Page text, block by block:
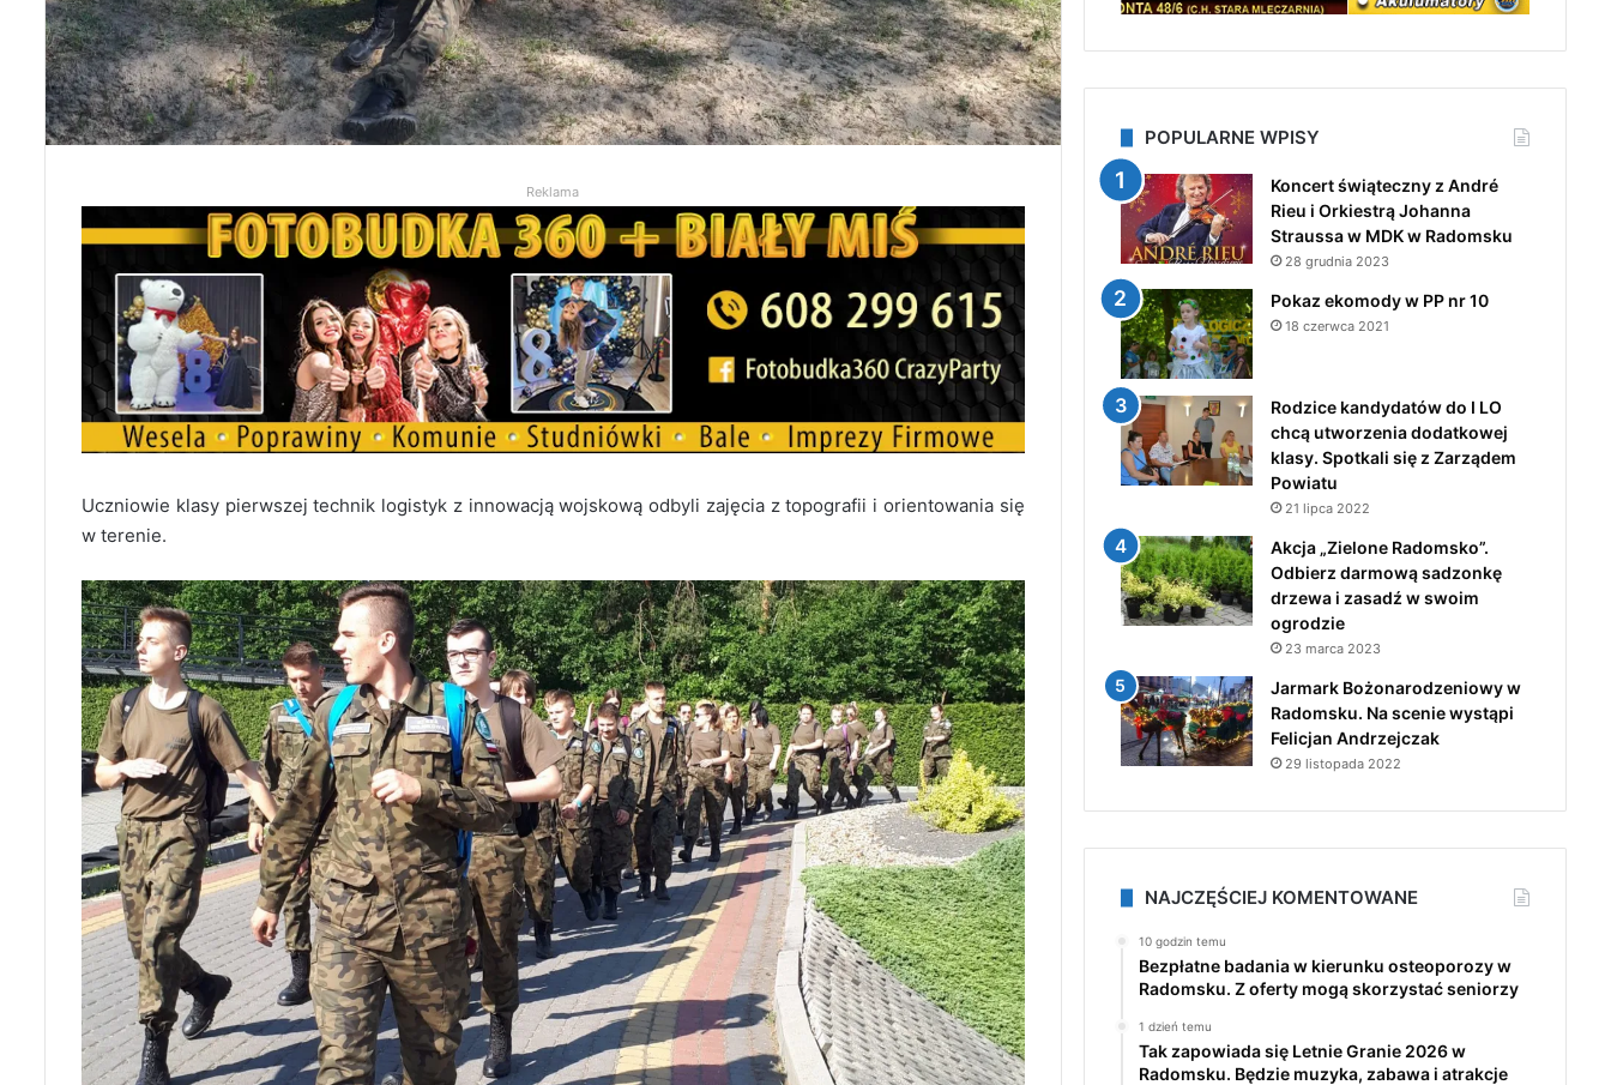
Reklama
Uczniowie klasy pierwszej technik logistyk z innowacją wojskową odbyli zajęcia z topografii i orientowania się
w terenie.
POPULARNE WPISY
Koncert świąteczny z André
Rieu i Orkiestrą Johanna
Straussa w MDK w Radomsku
28 grudnia 2023
Pokaz ekomody w PP nr 10
18 czerwca 2021
Rodzice kandydatów do I LO
chcą utworzenia dodatkowej
klasy. Spotkali się z Zarządem
Powiatu
21 lipca 2022
Akcja „Zielone Radomsko”.
Odbierz darmową sadzonkę
drzewa i zasadź w swoim
ogrodzie
23 marca 2023
Jarmark Bożonarodzeniowy w
Radomsku. Na scenie wystąpi
Felicjan Andrzejczak
29 listopada 2022
NAJCZĘŚCIEJ KOMENTOWANE
10 godzin temu
Bezpłatne badania w kierunku osteoporozy w
Radomsku. Z oferty mogą skorzystać seniorzy
1 dzień temu
Tak zapowiada się Letnie Granie 2026 w
Radomsku. Będzie muzyka, zabawa i atrakcje